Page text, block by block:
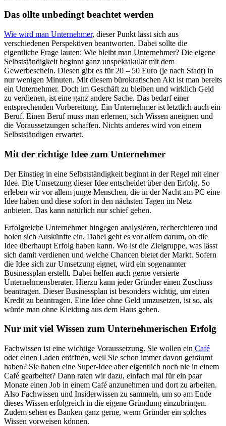
Das ollte unbedingt beachtet werden
Wie wird man Unternehmer, dieser Punkt lässt sich aus
verschiedenen Perspektiven beantworten. Dabei sollte die
eigentliche Frage lauten: Wie bleibt man Unternehmer? Die eigene
Selbstständigkeit beginnt ganz unspektakulär mit dem
Gewerbeschein. Diesen gibt es für 20 – 50 Euro (je nach Stadt) in
nur wenigen Minuten. Mit diesem bürokratischen Akt ist man bereits
ein Unternehmer. Doch im Geschäft zu bleiben und wirklich Geld
zu verdienen, ist eine ganz andere Sache. Das bedarf einer
entsprechenden Vorbereitung. Ein Unternehmer ist letztlich auch ein
Beruf. Einen Beruf muss man erlernen, sich Wissen aneignen und
die Voraussetzungen schaffen. Nichts anderes wird von einem
Selbstständigen erwartet.
Mit der richtige Idee zum Unternehmer
Der Einstieg in eine Selbstständigkeit beginnt in der Regel mit einer
Idee. Die Umsetzung dieser Idee entscheidet über den Erfolg. So
erleben wir vor allem junge Menschen, die in der Nacht am PC eine
Idee haben und diese sofort in den nächsten Tagen im Netz
anbieten. Das kann natürlich nur schief gehen.
Erfolgreiche Unternehmer hingegen analysieren, recherchieren und
holen sich Auskünfte ein. Dabei geht es vor allem darum, ob die
Idee überhaupt Erfolg haben kann. Wo ist die Zielgruppe, was lässt
sich damit verdienen und welche Chancen bietet der Markt. Sofern
die Idee sich zur Umsetzung eignet, wird ein sogenannter
Businessplan erstellt. Dabei helfen auch gerne versierte
Unternehmensberater. Hierzu kann jeder Gründer einen Zuschuss
beantragen. Dieser Businessplan ist besonders wichtig, um einen
Kredit zu beantragen. Eine Idee ohne Geld umzusetzen, ist so, als
würde man ohne Kleidung aus dem Haus gehen.
Nur mit viel Wissen zum Unternehmerischen Erfolg
Fachwissen ist eine wichtige Voraussetzung. Sie wollen ein Café
oder einen Laden eröffnen, weil Sie schon immer davon geträumt
haben? Sie haben eine Super-Idee aber eigentlich noch nie in einem
Café gearbeitet? Dann raten wir dazu, einfach mal für ein paar
Monate einen Job in einem Café anzunehmen und dort zu arbeiten.
Also Fachwissen und Insiderwissen zu sammeln, um so am Ende
dieses Wissen erfolgreich in die eigene Gründung einzubringen.
Zudem sehen es Banken ganz gerne, wenn Gründer ein solches
Wissen vorweisen können.